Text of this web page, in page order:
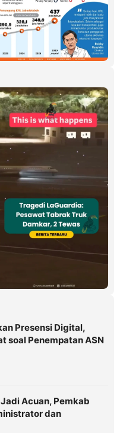
Presensi Digital,
soal Penempatan ASN
Acuan, Pemkab
dan